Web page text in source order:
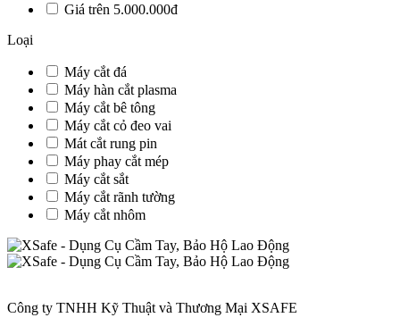
Giá trên 5.000.000đ
Loại
Máy cắt đá
Máy hàn cắt plasma
Máy cắt bê tông
Máy cắt cỏ đeo vai
Mát cắt rung pin
Máy phay cắt mép
Máy cắt sắt
Máy cắt rãnh tường
Máy cắt nhôm
Công ty TNHH Kỹ Thuật và Thương Mại XSAFE